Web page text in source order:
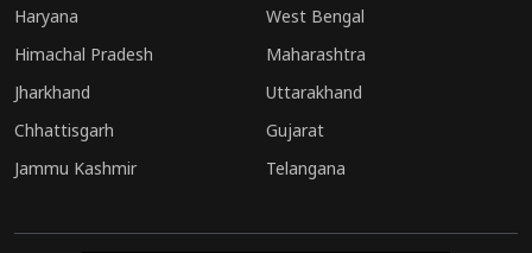
Haryana
West Bengal
Himachal Pradesh
Maharashtra
Jharkhand
Uttarakhand
Chhattisgarh
Gujarat
Jammu Kashmir
Telangana